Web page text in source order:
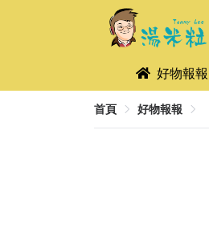
好物報報
首頁 好物報報